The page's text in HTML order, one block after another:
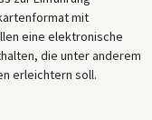
mit
eine elektronische
die unter anderem
erleichtern soll.